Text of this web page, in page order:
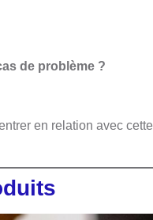
de problème ?
en relation avec cette